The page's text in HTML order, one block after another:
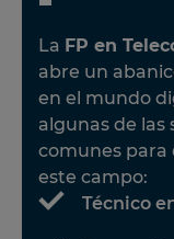
La FP en
abre un
en el mundo
algunas de las
comunes para
este campo:
Técnico